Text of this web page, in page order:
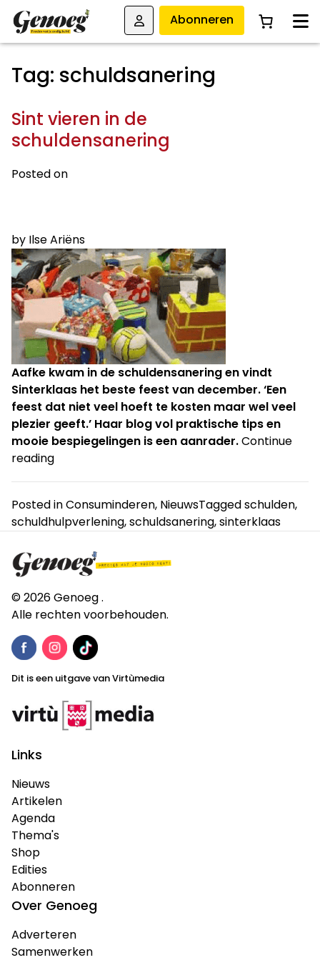
Abonneren
Tag: schuldsanering
Sint vieren in de
schuldensanering
Posted on
by Ilse Ariëns
Aafke kwam in de schuldensanering en vindt
Sinterklaas het beste feest van december. ‘Een
feest dat niet veel hoeft te kosten maar wel veel
plezier geeft.’ Haar blog vol praktische tips en
mooie bespiegelingen is een aanrader.Continue
reading“Sint
de
schuldensanering”
Posted inConsuminderen, NieuwsTaggedschulden,
schuldhulpverlening,schuldsanering,sinterklaas
© 2026 Genoeg .
Alle rechten voorbehouden.
Dit is een uitgave van Virtùmedia
Links
Nieuws
Artikelen
Agenda
Thema's
Shop
Edities
Abonneren
Over Genoeg
Adverteren
Samenwerken